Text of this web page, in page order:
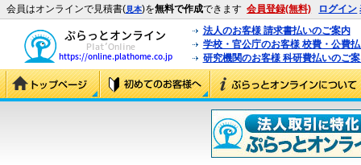
会員はオンラインで見積書(見本)を無料で作成できます 会員登録(無料) ログイン
法人のお客様 請求書払いのご案内
学校・官公庁のお客様 校費・公費
研究機関のお客様 科研費払いのご